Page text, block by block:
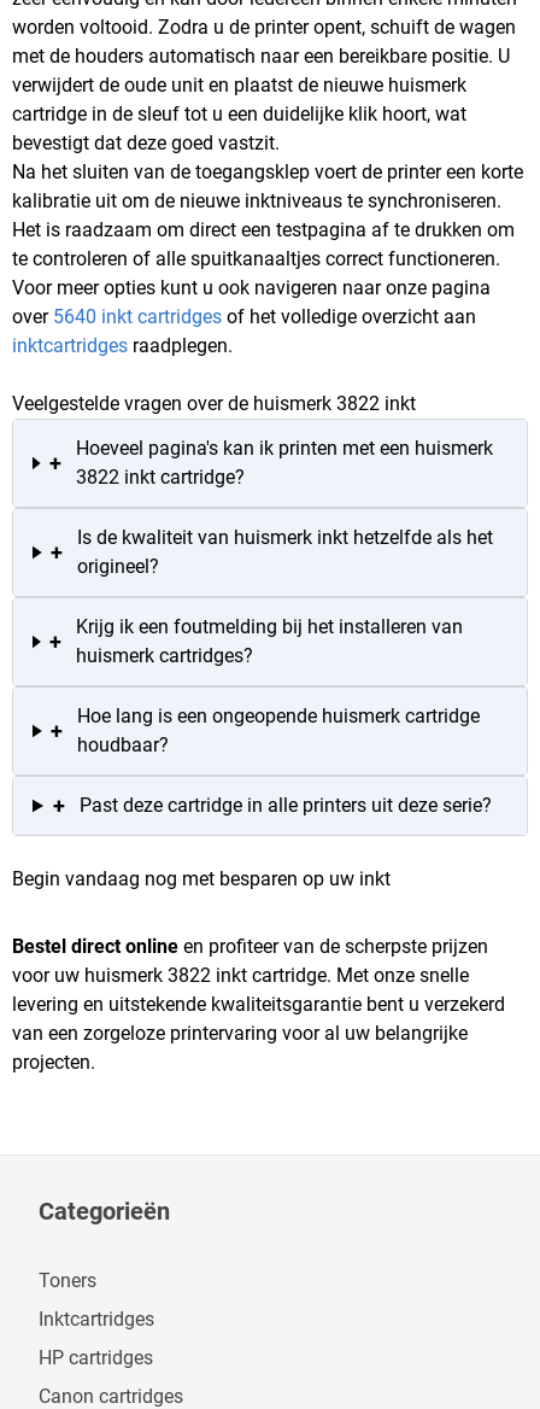
worden voltooid. Zodra u de printer opent, schuift de wagen
met de houders automatisch naar een bereikbare positie. U
verwijdert de oude unit en plaatst de nieuwe huismerk
cartridge in de sleuf tot u een duidelijke klik hoort, wat
bevestigt dat deze goed vastzit.
Na het sluiten van de toegangsklep voert de printer een korte
kalibratie uit om de nieuwe inktniveaus te synchroniseren.
Het is raadzaam om direct een testpagina af te drukken om
te controleren of alle spuitkanaaltjes correct functioneren.
Voor meer opties kunt u ook navigeren naar onze pagina
over 5640 inkt cartridges of het volledige overzicht aan
inktcartridges raadplegen.
Veelgestelde vragen over de huismerk 3822 inkt
+
Hoeveel pagina's kan ik printen met een huismerk
3822 inkt cartridge?
+
Is de kwaliteit van huismerk inkt hetzelfde als het
origineel?
+
Krijg ik een foutmelding bij het installeren van
huismerk cartridges?
+
Hoe lang is een ongeopende huismerk cartridge
houdbaar?
+ Past deze cartridge in alle printers uit deze serie?
Begin vandaag nog met besparen op uw inkt
Bestel direct online en profiteer van de scherpste prijzen
voor uw huismerk 3822 inkt cartridge. Met onze snelle
levering en uitstekende kwaliteitsgarantie bent u verzekerd
van een zorgeloze printervaring voor al uw belangrijke
projecten.
Categorieën
Toners
Inktcartridges
HP cartridges
Canon cartridges